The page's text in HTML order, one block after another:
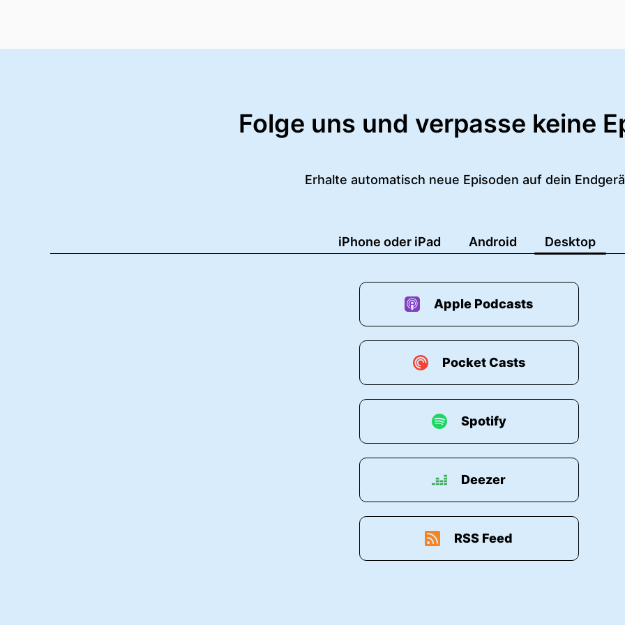
Folge uns und verpasse keine
Erhalte automatisch neue Episoden auf dein
iPhone oder iPad Android Desktop
Apple Podcasts
Pocket Casts
Spotify
Deezer
RSS Feed